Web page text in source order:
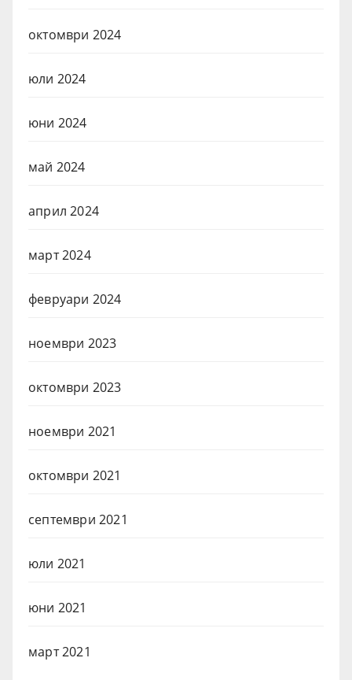
октомври 2024
юли 2024
юни 2024
май 2024
април 2024
март 2024
февруари 2024
ноември 2023
октомври 2023
ноември 2021
октомври 2021
септември 2021
юли 2021
юни 2021
март 2021